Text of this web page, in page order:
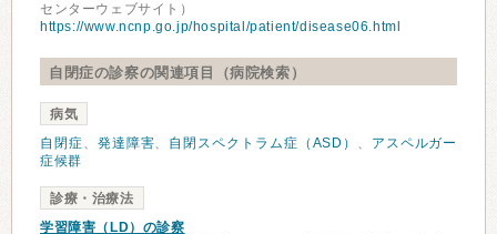
センターウェブサイト）
https://www.ncnp.go.jp/hospital/patient/disease06.html
自閉症の診察の関連項目（病院検索）
病気
自閉症、 発達障害、 自閉スペクトラム症（ASD） 、 アスペルガー
症候群
診療・治療法
学習障害（LD）の診察